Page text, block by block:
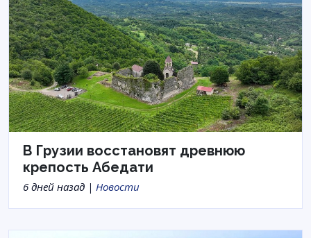
В Грузии восстановят древнюю
крепость Абедати
6 дней назад | Новости